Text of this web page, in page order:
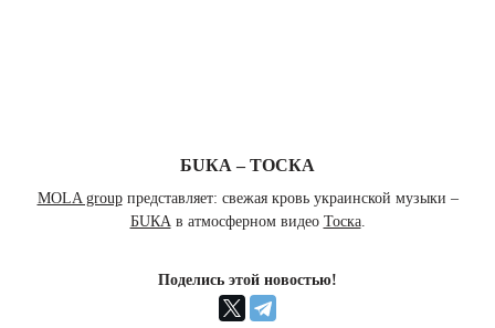
БUКА – ТОСКА
MOLA groupпредставляет: свежая кровь украинской музыки –
БUКАв атмосферном видео Тоска.
Поделись этой новостью!